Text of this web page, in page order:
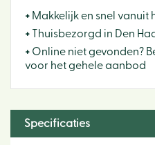
+ Makkelijk en snel vanuit
+ Thuisbezorgd in Den
+ Online niet gevonden?
voor het gehele aanbod
Specificaties